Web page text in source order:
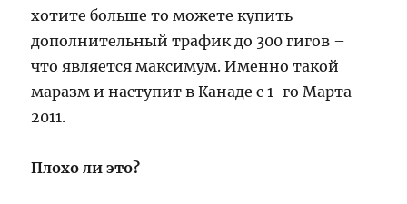
хотите больше то можете купить
дополнительный трафик до 300 гигов –
что является максимум. Именно такой
маразм и наступит в Канаде с 1-го Марта
2011.
Плохо ли это?